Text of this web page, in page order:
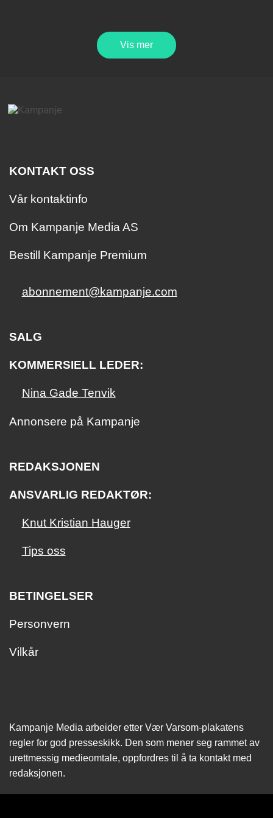
Vis mer
KONTAKT OSS
Vår kontaktinfo
Om Kampanje Media AS
Bestill Kampanje Premium
abonnement@kampanje.com
SALG
KOMMERSIELL LEDER:
Nina Gade Tenvik
Annonsere på Kampanje
REDAKSJONEN
ANSVARLIG REDAKTØR:
Knut Kristian Hauger
Tips oss
BETINGELSER
Personvern
Vilkår
Kampanje Media arbeider etter Vær Varsom-plakatens
regler for god presseskikk. Den som mener seg rammet av
urettmessig medie­omtale, oppfordres til å ta kontakt med
redaksjonen.